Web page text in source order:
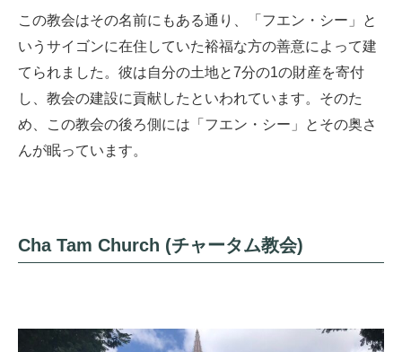
この教会はその名前にもある通り、「フエン・シー」と
いうサイゴンに在住していた裕福な方の善意によって建
てられました。彼は自分の土地と7分の1の財産を寄付
し、教会の建設に貢献したといわれています。そのた
め、この教会の後ろ側には「フエン・シー」とその奥さ
んが眠っています。
Cha Tam Church (チャータム教会)